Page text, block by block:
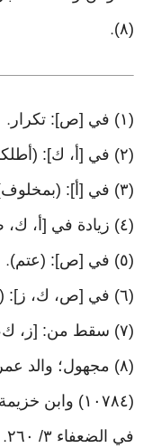
(٨)
.
(١) في [ص]: تكرار .
(٢) في [أ، ك]: (أطلكم)
(٣) في [أ]: (بمخلوف) وفي [أ، ك]: (بمجلوف)
(٤) زيادة في [أ، ك، ص، ز]: (له)
(٥) في [ص]: (عتم) .
(٦) في [ص، ك، ز]: (يغتنمه)
(٧) سقط من: [ز، ك، ص]
(٨) مجهول؛ والد
في الضعفاء ٣/ ٢٦٠
.